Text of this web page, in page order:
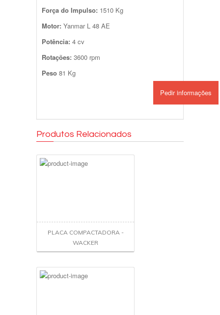
Força do Impulso: 1510 Kg
Motor: Yanmar L 48 AE
Potência: 4 cv
Rotações: 3600 rpm
Peso 81 Kg
Pedir informações
Produtos Relacionados
PLACA COMPACTADORA -
WACKER